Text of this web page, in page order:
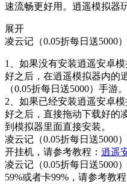
速流畅更好用。逍遥模拟器
展开
凌云记（0.05折每日送5000
1、如果没有安装逍遥安卓
好之后，在逍遥模拟器内的
（0.05折每日送5000）手游。
2、如果已经安装逍遥安卓
好之后，直接拖动下载好的
到模拟器里面直接安装。
凌云记（0.05折每日送5000
开挂机，请参考教程： 逍遥
凌云记（0.05折每日送5000
59%或者卡99%，请参考教程